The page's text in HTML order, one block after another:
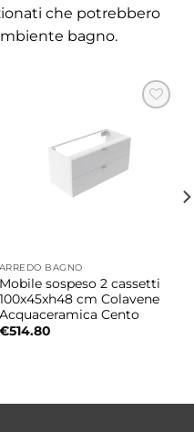
ed elegante
permette di
lavabo nel piano
e funzionali.
in varie
che potrebbero
bagno.
ARREDO BAGNO
Mobile sospeso 2 cassetti
100x45xh48 cm Colavene
Acquaceramica Cento
€514.80